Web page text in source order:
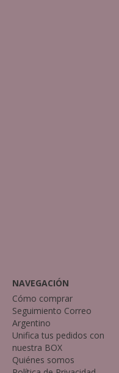
NAVEGACIÓN
Cómo comprar
Seguimiento Correo
Argentino
Unifica tus pedidos con
nuestra BOX
Quiénes somos